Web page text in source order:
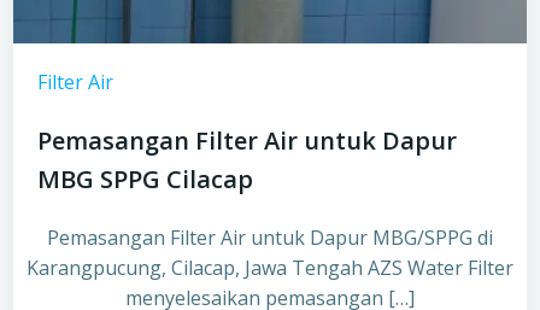
Filter Air
Pemasangan Filter Air untuk Dapur
MBG SPPG Cilacap
Pemasangan Filter Air untuk Dapur MBG/SPPG di
Karangpucung, Cilacap, Jawa Tengah AZS Water Filter
menyelesaikan pemasangan […]